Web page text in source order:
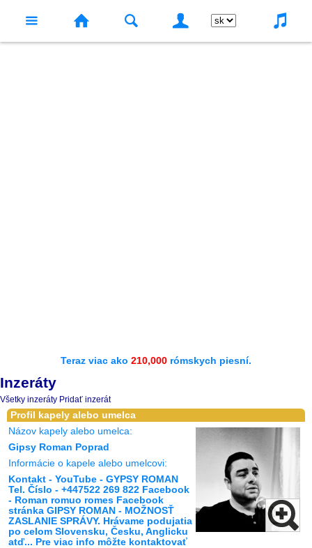
Teraz viac ako 210,000 rómskych piesní.
Inzeráty
Všetky inzeráty Pridať inzerát
Profil kapely alebo umelca
Názov kapely alebo umelca:
Gipsy Roman Poprad
Informácie o kapele alebo umelcovi:
Kontakt - YouTube - GYPSY ROMAN
Tel. Číslo - +447522 269 822 Facebook
- Roman romuo romes Facebook
stránka GIPSY ROMAN - MOŽNOSŤ
ZASLANIE SPRÁVY. Hrávame podujatia
po celom Slovensku, Česku, Anglicku
atď... Pre viac info môžte kontaktovať